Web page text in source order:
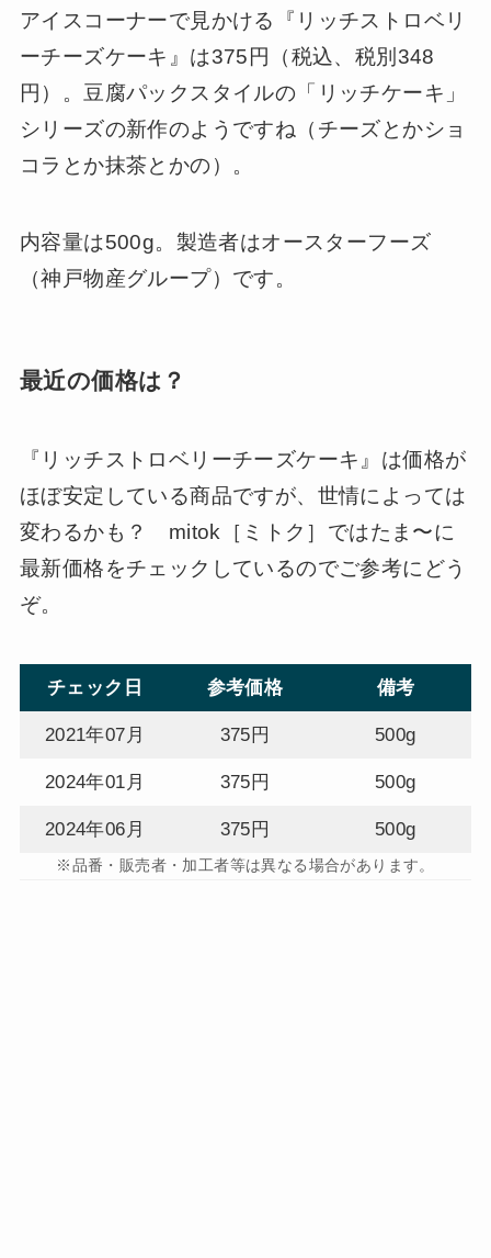
アイスコーナーで見かける『リッチストロベリ
ーチーズケーキ』は375円（税込、税別348
円）。豆腐パックスタイルの「リッチケーキ」
シリーズの新作のようですね（チーズとかショ
コラとか抹茶とかの）。
内容量は500g。製造者はオースターフーズ
（神戸物産グループ）です。
最近の価格は？
『リッチストロベリーチーズケーキ』は価格が
ほぼ安定している商品ですが、世情によっては
変わるかも？ mitok［ミトク］ではたま〜に
最新価格をチェックしているのでご参考にどう
ぞ。
チェック日 参考価格 備考
2021年07月 375円 500g
2024年01月 375円 500g
2024年06月 375円 500g
※品番・販売者・加工者等は異なる場合があります。